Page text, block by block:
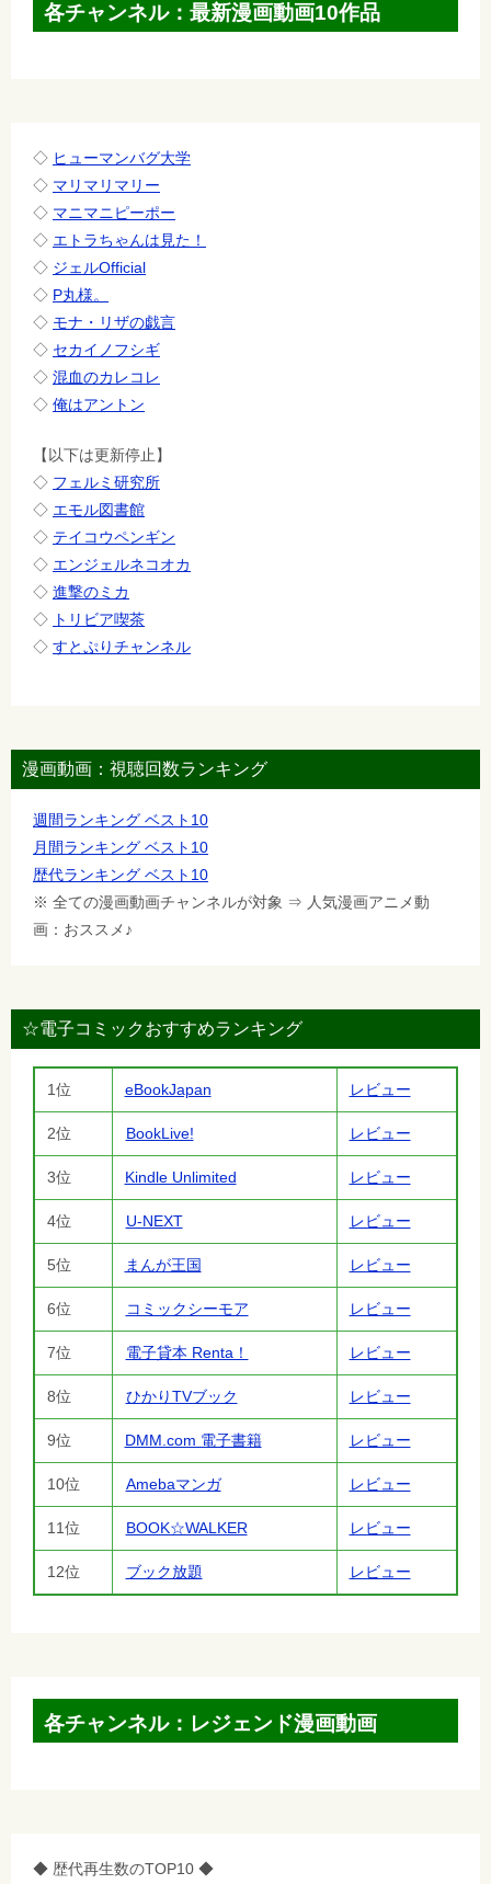
各チャンネル：最新漫画動画10作品
◇ ヒューマンバグ大学
◇ マリマリマリー
◇ マニマニピーポー
◇ エトラちゃんは見た！
◇ ジェルOfficial
◇ P丸様。
◇ モナ・リザの戯言
◇ セカイノフシギ
◇ 混血のカレコレ
◇ 俺はアントン
【以下は更新停止】
◇ フェルミ研究所
◇ エモル図書館
◇ テイコウペンギン
◇ エンジェルネコオカ
◇ 進撃のミカ
◇ トリビア喫茶
◇ すとぷりチャンネル
漫画動画：視聴回数ランキング
週間ランキング ベスト10
月間ランキング ベスト10
歴代ランキング ベスト10
※ 全ての漫画動画チャンネルが対象 ⇒ 人気漫画アニメ動
画：おススメ♪
☆電子コミックおすすめランキング
1位 eBookJapan レビュー
2位 BookLive! レビュー
3位 Kindle Unlimited レビュー
4位 U-NEXT レビュー
5位 まんが王国 レビュー
6位 コミックシーモア レビュー
7位 電子貸本 Renta！ レビュー
8位 ひかりTVブック レビュー
9位 DMM.com 電子書籍 レビュー
10位 Amebaマンガ レビュー
11位 BOOK☆WALKER レビュー
12位 ブック放題 レビュー
各チャンネル：レジェンド漫画動画
◆ 歴代再生数のTOP10 ◆